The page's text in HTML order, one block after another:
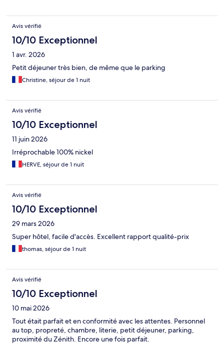
Avis vérifié
10/10 Exceptionnel
1 avr. 2026
Petit déjeuner très bien, de même que le parking
Christine, séjour de 1 nuit
Avis vérifié
10/10 Exceptionnel
11 juin 2026
Irréprochable 100% nickel
HERVE, séjour de 1 nuit
Avis vérifié
10/10 Exceptionnel
29 mars 2026
Super hôtel, facile d'accès. Excellent rapport qualité-prix
thomas, séjour de 1 nuit
Avis vérifié
10/10 Exceptionnel
10 mai 2026
Tout était parfait et en conformité avec les attentes. Personnel
au top, propreté, chambre, literie, petit déjeuner, parking,
proximité du Zénith. Encore une fois parfait.